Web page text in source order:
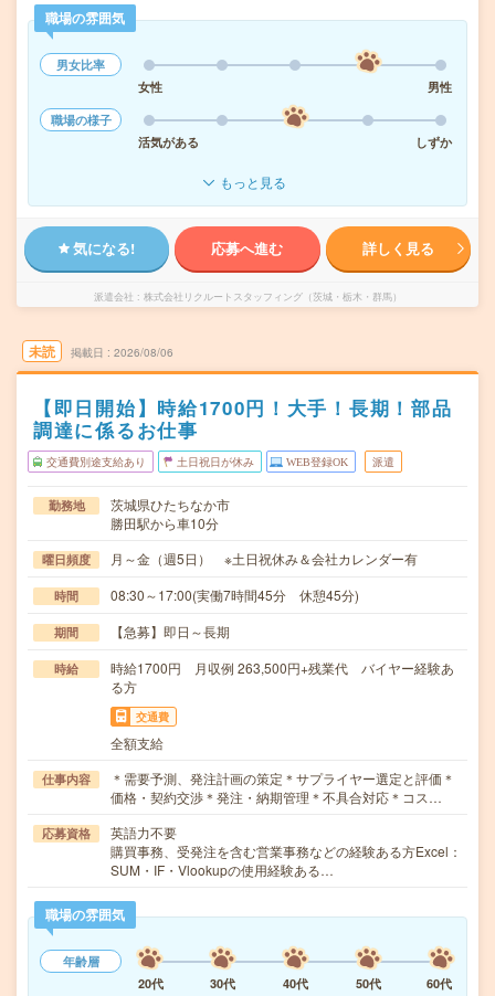
職場の雰囲気
男女比率
女性
男性
職場の様子
活気がある
しずか
もっと見る
気になる! 応募へ進む 詳しく見る
派遣会社 株式会社リクルートスタッフィング（茨城・栃木・群馬）
未読 掲載日 2026/08/06
【即日開始】時給1700円！大手！長期！部品
調達に係るお仕事
交通費別途支給あり 土日祝日が休み WEB登録OK 派遣
勤務地
茨城県ひたちなか市
勝田駅から車10分
曜日頻度 月～金（週5日） ※土日祝休み＆会社カレンダー有
時間 08:30～17:00(実働7時間45分 休憩45分)
期間 【急募】即日～長期
時給
時給1700円 月収例 263,500円+残業代 バイヤー経験あ
る方
交通費
全額支給
仕事内容
＊需要予測、発注計画の策定＊サプライヤー選定と評価＊
価格・契約交渉＊発注・納期管理＊不具合対応＊コス…
応募資格
英語力不要
購買事務、受発注を含む営業事務などの経験ある方Excel：
SUM・IF・Vlookupの使用経験ある…
職場の雰囲気
年齢層
20代
30代 40代 50代
60代